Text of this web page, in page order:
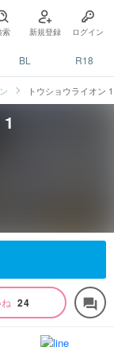
索 新規登録 ログイン
BL R18
トウショウライオン 1
24 forum